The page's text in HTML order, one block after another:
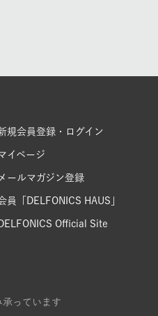
規会員登録・ログイン
イページ
メールマガジン登録
員「DELFONICS HAUS」
DELFONICS Official Site
っています